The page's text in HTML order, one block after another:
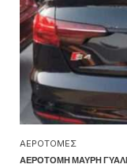
ΑΕΡΟΤΟΜΈΣ
ΑΕΡΟΤΟΜΉ ΜΑΎΡΗ